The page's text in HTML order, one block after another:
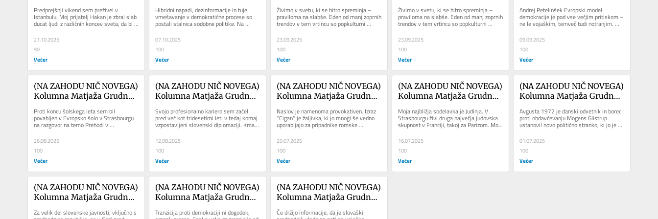
Slovenijeeeeeeeee
Predprejšnji vikend sem preživel v
Istanbulu. Moj prijatelj Hakan je zbral slab
ducat ljudi z različnih koncev sveta, da bi
razpravljali o zaupanju...
21.10.2025
90
Večer
dezinformacijam
Hibridni napadi, dezinformacije in tuje
vmešavanje v demokratične procese so
postali stalnica sodobne politike. Na
nedavnem zasedanju Evropske...
07.10.2025
100
Večer
Balkan Style. Kaj bi morda
ciniki pomislili o blokadah
v BiH?
Živimo v svetu, ki se hitro spreminja –
praviloma na slabše. Eden od manj zoprnih
trendov v tem vrtincu so popkulturni
fenomeni, ki izbruhnejo od...
23.09.2025
100
Večer
Balkan Style. Kaj bi morda
cinikih pomislih o
blokadah v BiH?
Živimo v svetu, ki se hitro spreminja –
praviloma na slabše. Eden od manj zoprnih
trendov v tem vrtincu so popkulturni
fenomeni, ki izbruhnejo od...
23.09.2025
100
Večer
demokracije
Andrej Petelinšek Evropski model
demokracije je pod vse večjim pritiskom –
ne le vojaškim, temveč tudi notranjim.
Povečane investicije v...
09.09.2025
100
Večer
(NA ZAHODU NIČ NOVEGA)
Kolumna Matjaža Grudna:
Proti koncu šolskega leta sem bil
povabljen v Evropsko šolo v Strasbourgu
na razgovor na temo Prehodi v
demokracijo, ki so ga za učence zadnjega...
26.08.2025
100
Večer
(NA ZAHODU NIČ NOVEGA)
Kolumna Matjaža Grudna:
Svojo profesionalno kariero sem začel
pred več kot tridesetimi leti v tedaj komaj
vzpostavljeni slovenski diplomaciji. Kmalu
sem odšel na delo v...
12.08.2025
100
Večer
(NA ZAHODU NIČ NOVEGA)
Kolumna Matjaža Grudna:
Naslov je namenoma provokativen. Izraz
"Cigan" je žaljivka, ki jo mnogi še vedno
uporabljajo za pripadnike romske
skupnosti. Ljudje, ki soljudi...
29.07.2025
100
Večer
(NA ZAHODU NIČ NOVEGA)
Kolumna Matjaža Grudna:
Moja najbližja sodelavka je Judinja. V
Strasbourgu živi druga največja judovska
skupnost v Franciji, takoj za Parizom. Mojo
sodelavko je danes...
16.07.2025
100
Večer
(NA ZAHODU NIČ NOVEGA)
Kolumna Matjaža Grudna:
Avgusta 1972 je danski odvetnik in borec
proti obdavčevanju Mogens Glistrup
ustanovil novo politično stranko, ki jo je
01.07.2025
100
Večer
(NA ZAHODU NIČ NOVEGA)
Kolumna Matjaža Grudna:
Za velik del slovenske javnosti, vključno s
(NA ZAHODU NIČ NOVEGA)
Kolumna Matjaža Grudna:
sovražnike človeštva
Tranzicija proti demokraciji ni dogodek,
(NA ZAHODU NIČ NOVEGA)
Kolumna Matjaža Grudna:
Putin in jaz
Če držijo informacije, da je slovaški